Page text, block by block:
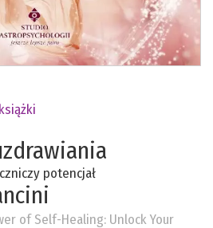
potencjał
of Self-Healing: Unlock Your